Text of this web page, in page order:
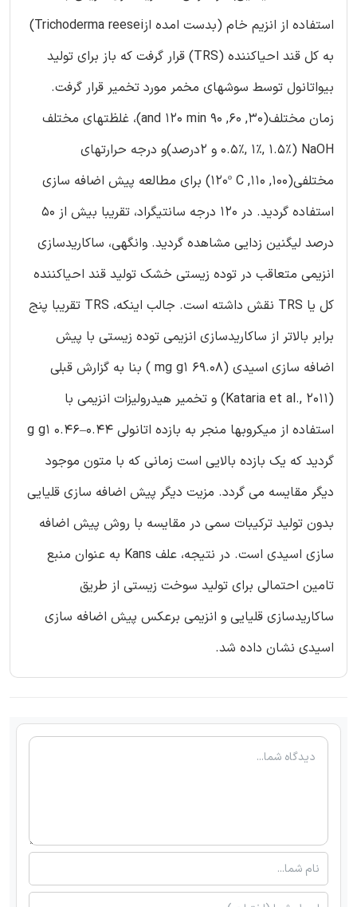
استفاده از انزیم خام (بدست امده ازTrichoderma reesei)
به کل قند احیاکننده (TRS) قرار گرفت که باز برای تولید
بیواتانول توسط سوشهای مخمر مورد تخمیر قرار گرفت.
زمان مختلف(30, 60, 90 and 120 min)، غلظتهای مختلف
NaOH (0.5%, 1%, 1.5% و 2درصد)و درجه حرارتهای
مختلفی(100, 110, 120º C) برای مطالعه پیش اضافه سازی
استفاده گردید. در 120 درجه سانتیگراد، تقریبا بیش از 50
درصد لیگنین زدایی مشاهده گردید. وانگهی، ساکاریدسازی
انزیمی متعاقب در توده زیستی خشک تولید قند احیاکننده
کل یا TRS نقش داشته است. جالب اینکه، TRS تقریبا پنج
برابر بالاتر از ساکاریدسازی انزیمی توده زیستی با پیش
اضافه سازی اسیدی (69.08 mg g1 ) بنا به گزارش قبلی
(Kataria et al., 2011) و تخمیر هیدرولیزات انزیمی با
استفاده از میکروبها منجر به بازده اتانولی 0.44–0.46 g g1
گردید که یک بازده بالایی است زمانی که با متون موجود
دیگر مقایسه می گردد. مزیت دیگر پیش اضافه سازی قلیایی
بدون تولید ترکیبات سمی در مقایسه با روش پیش اضافه
سازی اسیدی است. در نتیجه، علف Kans به عنوان منبع
تامین احتمالی برای تولید سوخت زیستی از طریق
ساکاریدسازی قلیایی و انزیمی برعکس پیش اضافه سازی
اسیدی نشان داده شد.